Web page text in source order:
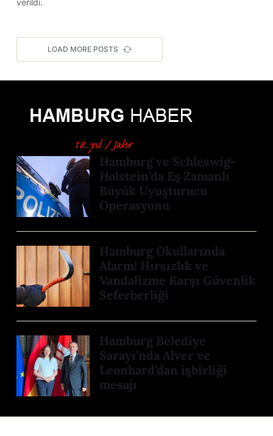
LOAD MORE POSTS
Hamburg ve Schleswig-
Holstein’da Eş Zamanlı
Büyük Uyuşturucu
Operasyonu
Hamburg Okullarında
Alarm! Hırsızlık ve
Vandalizme Karşı Güvenlik
Seferberliği
Hamburg Belediye
Sarayı’nda Alver ve
Leonhard’dan işbirliği
mesajı